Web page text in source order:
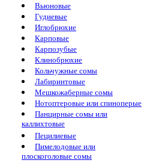
Вьюновые
Гудиевые
Иглобрюхие
Карповые
Карпозубые
Клинобрюхие
Кольчужные сомы
Лабиринтовые
Мешкожаберные сомы
Нотоптеровые или спиноперые
Панцирные сомы или
каллихтовые
Пецилиевые
Пимелодовые или
плоскоголовые сомы